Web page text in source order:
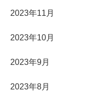
2023年11月
2023年10月
2023年9月
2023年8月